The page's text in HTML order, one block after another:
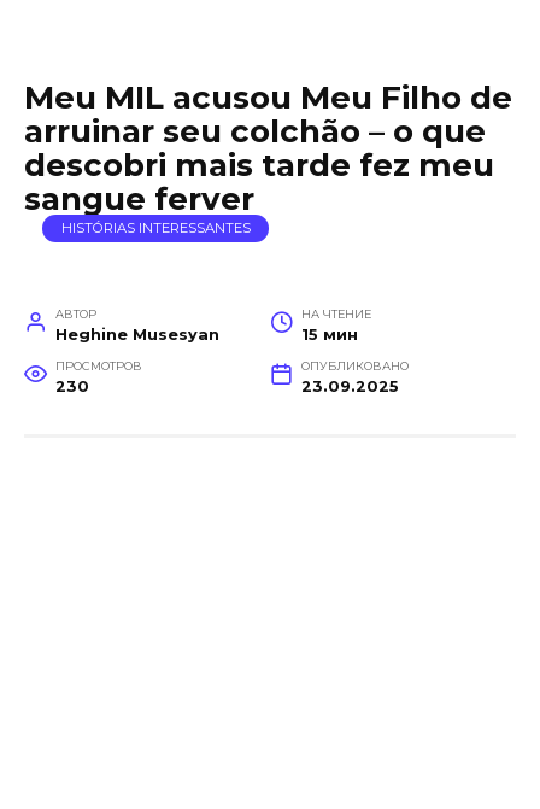
Meu MIL acusou Meu Filho de
arruinar seu colchão – o que
descobri mais tarde fez meu
sangue ferver
HISTÓRIAS INTERESSANTES
АВТОР
Heghine Musesyan
НА ЧТЕНИЕ
15 мин
ПРОСМОТРОВ
230
ОПУБЛИКОВАНО
23.09.2025